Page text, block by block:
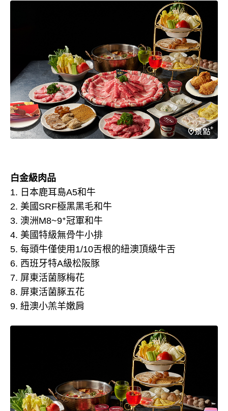
白金級肉品
1. 日本鹿耳島A5和牛
2. 美國SRF極黑黑毛和牛
3. 澳洲M8~9⁺冠軍和牛
4. 美國特級無骨牛小排
5. 每頭牛僅使用1/10舌根的紐澳頂級牛舌
6. 西班牙特A級松阪豚
7. 屏東活菌豚梅花
8. 屏東活菌䐁五花
9. 紐澳小羔羊嫩肩